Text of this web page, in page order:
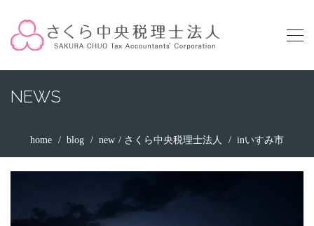
NEWS
home blog new さくら中央税理士法人 inいすみ市